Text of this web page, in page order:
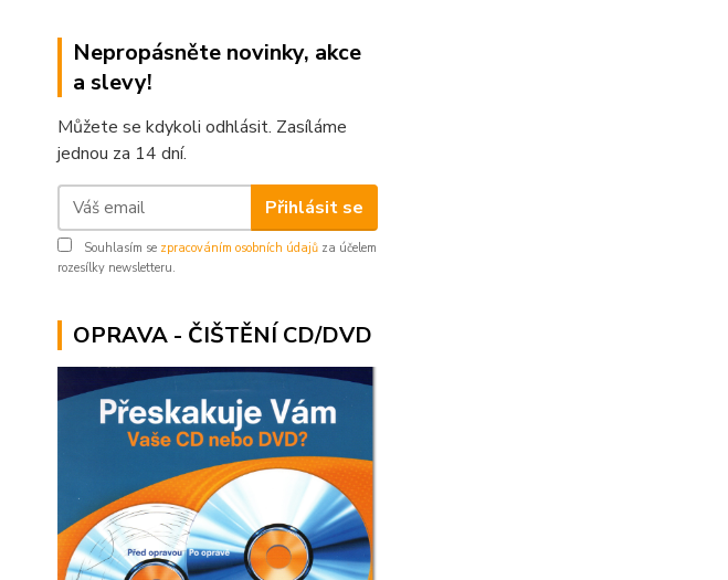
Nepropásněte novinky, akce
a slevy!
Můžete se kdykoli odhlásit. Zasíláme
jednou za 14 dní.
Přihlásit se
Souhlasím se zpracováním osobních údajů za účelem
rozesílky newsletteru.
OPRAVA - ČIŠTĚNÍ CD/DVD